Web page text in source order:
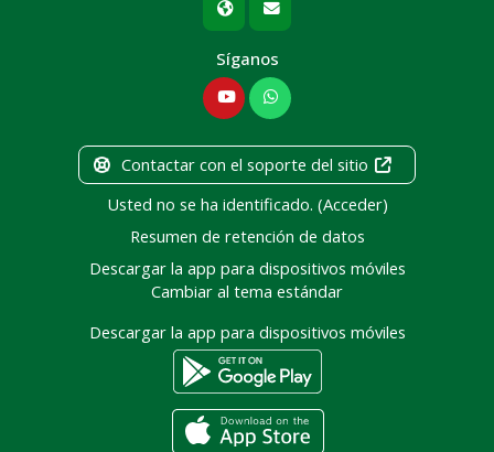
Síganos
Contactar con el soporte del sitio
Usted no se ha identificado. (Acceder)
Resumen de retención de datos
Descargar la app para dispositivos móviles
Cambiar al tema estándar
Descargar la app para dispositivos móviles